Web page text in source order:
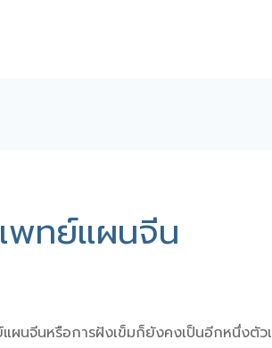
พทย์แผนจีน
ผนจีนหรือการฝังเข็มก็ยังคงเป็นอีกหนึ่งตัว